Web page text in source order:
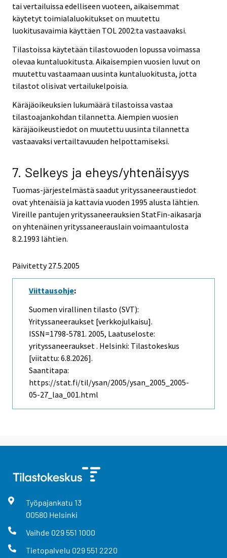
tai vertailuissa edelliseen vuoteen, aikaisemmat
käytetyt toimialaluokitukset on muutettu
luokitusavaimia käyttäen TOL 2002:ta vastaavaksi.
Tilastoissa käytetään tilastovuoden lopussa voimassa
olevaa kuntaluokitusta. Aikaisempien vuosien luvut on
muutettu vastaamaan uusinta kuntaluokitusta, jotta
tilastot olisivat vertailukelpoisia.
Käräjäoikeuksien lukumäärä tilastoissa vastaa
tilastoajankohdan tilannetta. Aiempien vuosien
käräjäoikeustiedot on muutettu uusinta tilannetta
vastaavaksi vertailtavuuden helpottamiseksi.
7. Selkeys ja eheys/yhtenäisyys
Tuomas-järjestelmästä saadut yrityssaneeraustiedot
ovat yhtenäisiä ja kattavia vuoden 1995 alusta lähtien.
Vireille pantujen yrityssaneerauksien StatFin-aikasarja
on yhtenäinen yrityssaneerauslain voimaantulosta
8.2.1993 lähtien.
Päivitetty27.5.2005
Viittausohje:
Suomen virallinen tilasto (SVT):
Yrityssaneeraukset [verkkojulkaisu].
ISSN=1798-5781. 2005, Laatuseloste:
yrityssaneeraukset . Helsinki: Tilastokeskus
[viitattu: 6.8.2026].
Saantitapa:
https://stat.fi/til/ysan/2005/ysan_2005_2005-
05-27_laa_001.html
Työpajankatu 13
00580 Helsinki
Vaihde 029 551 1000
Tietopalvelu 029 551 2220